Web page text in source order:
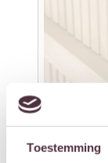
Toestemming